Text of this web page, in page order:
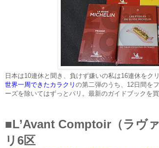
日本は10連休と聞き、負けず嫌いの私は16連休をク
世界一周できたカラクリ の第二弾のうち、12日間を
ーズを除いてはずっとパリ。最新のガイドブックを
■L’Avant Comptoir（ラヴ
リ6区